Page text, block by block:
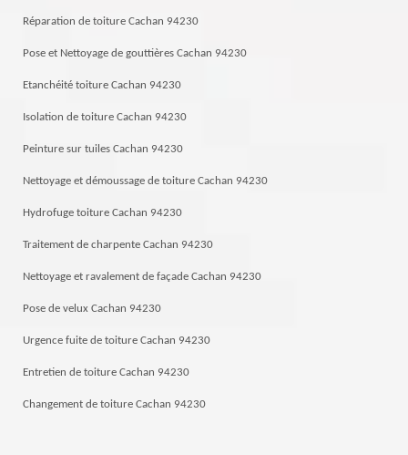
Réparation de toiture Cachan 94230
Pose et Nettoyage de gouttières Cachan 94230
Etanchéité toiture Cachan 94230
Isolation de toiture Cachan 94230
Peinture sur tuiles Cachan 94230
Nettoyage et démoussage de toiture Cachan 94230
Hydrofuge toiture Cachan 94230
Traitement de charpente Cachan 94230
Nettoyage et ravalement de façade Cachan 94230
Pose de velux Cachan 94230
Urgence fuite de toiture Cachan 94230
Entretien de toiture Cachan 94230
Changement de toiture Cachan 94230